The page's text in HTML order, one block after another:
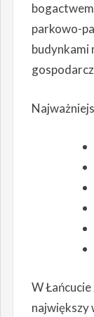
parkowo-
budynkami
W
największy